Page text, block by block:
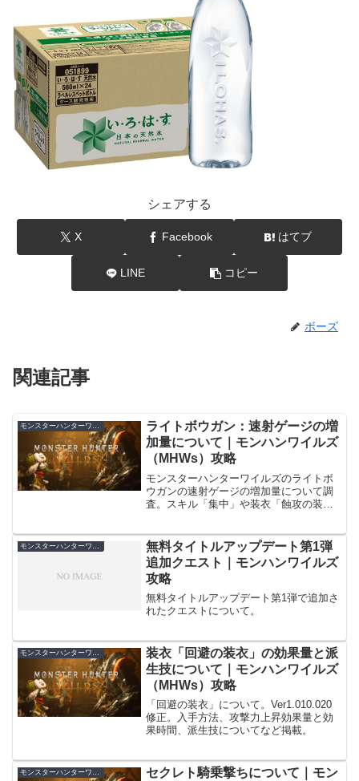
シェアする
X Facebook はてブ
LINE コピー
ボーズ
関連記事
モンスターハンターワイルズ
ライトボウガン：速射ゲージの増
加量について｜モンハンワイルズ
（MHWs）攻略
モンスターハンターワイルズのライトボ
ウガンの速射ゲージの増加量について調
査。スキル「集中」や装衣「蝕攻の装
無料タイトルアップデート第1弾
追加クエスト｜モンハンワイルズ
攻略
無料タイトルアップデート第1弾で追加さ
れたクエストについて。
モンスターハンターワイルズ
装衣「回避の装衣」の効果量と派
生技について｜モンハンワイルズ
（MHWs）攻略
「回避の装衣」について。Ver1.010.020
修正。入手方法、攻撃力上昇効果量と効
果時間、派生技についてなど掲載。
モンスターハンターワイルズ
セクレト騎乗撃ちについて｜モン